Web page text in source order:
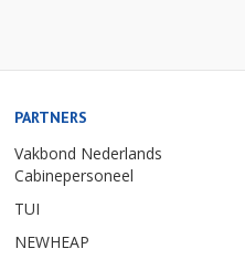
PARTNERS
Vakbond Nederlands
Cabinepersoneel
TUI
NEWHEAP